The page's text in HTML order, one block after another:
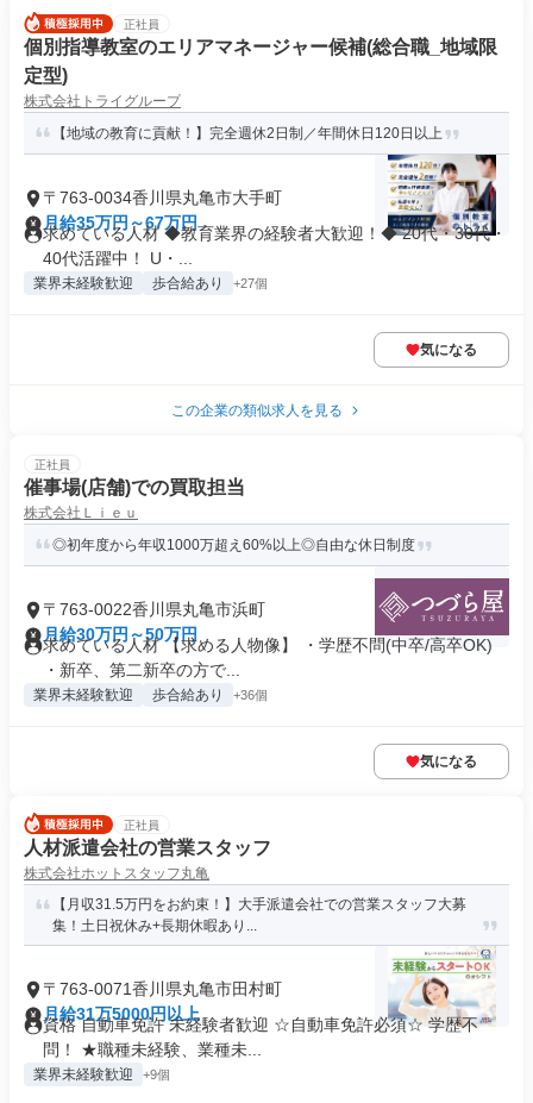
正社員
個別指導教室のエリアマネージャー候補(総合職_地域限
定型)
株式会社トライグループ
【地域の教育に貢献！】完全週休2日制／年間休日120日以上
〒763-0034香川県丸亀市大手町
月給35万円～67万円
求めている人材 ◆教育業界の経験者大歓迎！◆ 20代・30代・
40代活躍中！ U・...
業界未経験歓迎 歩合給あり +27個
気になる
この企業の類似求人を見る
正社員
催事場(店舗)での買取担当
株式会社Ｌｉｅｕ
◎初年度から年収1000万超え60%以上◎自由な休日制度
〒763-0022香川県丸亀市浜町
月給30万円～50万円
求めている人材 【求める人物像】 ・学歴不問(中卒/高卒OK)
・新卒、第二新卒の方で...
業界未経験歓迎 歩合給あり +36個
気になる
正社員
人材派遣会社の営業スタッフ
株式会社ホットスタッフ丸亀
【月収31.5万円をお約束！】大手派遣会社での営業スタッフ大募
集！土日祝休み+長期休暇あり...
〒763-0071香川県丸亀市田村町
月給31万5000円以上
資格 自動車免許 未経験者歓迎 ☆自動車免許必須☆ 学歴不
問！ ★職種未経験、業種未...
業界未経験歓迎 +9個